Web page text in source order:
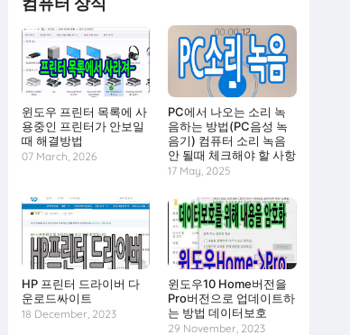
윈도우 프린터 목록에 사
용중인 프린터가 안보일
때 해결방법
07 March, 2026
PC에서 나오는 소리 녹
음하는 방법(PC음성 녹
음기) 컴퓨터 소리 녹음
안 될때 체크해야 할 사항
17 May, 2025
HP 프린터 드라이버 다
운로드싸이트
18 December, 2023
윈도우10 Home버전을
Pro버전으로 업데이트하
는 방법 데이터보호
29 November, 2023